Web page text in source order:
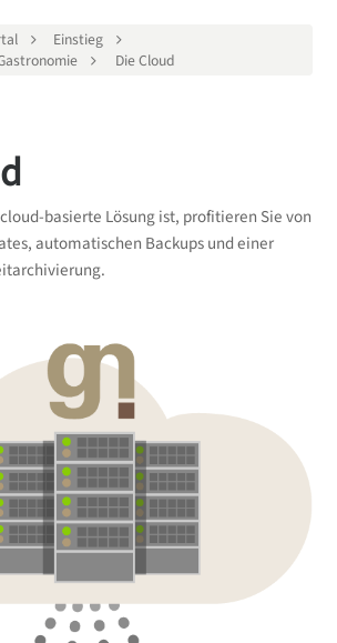
Einstieg
Die Cloud
basierte Lösung ist, profitieren Sie von
automatischen Backups und einer